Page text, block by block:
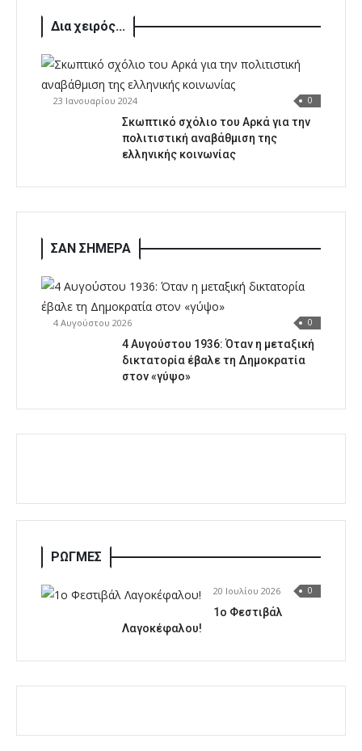
Δια χειρός...
23 Ιανουαρίου 2024 0
Σκωπτικό σχόλιο του Αρκά για την
πολιτιστική αναβάθμιση της
ελληνικής κοινωνίας
ΣΑΝ ΣΗΜΕΡΑ
4 Αυγούστου 2026 0
4 Αυγούστου 1936: Όταν η μεταξική
δικτατορία έβαλε τη Δημοκρατία
στον «γύψο»
ΡΩΓΜΕΣ
20 Ιουλίου 2026 0
1o Φεστιβάλ
Λαγοκέφαλου!